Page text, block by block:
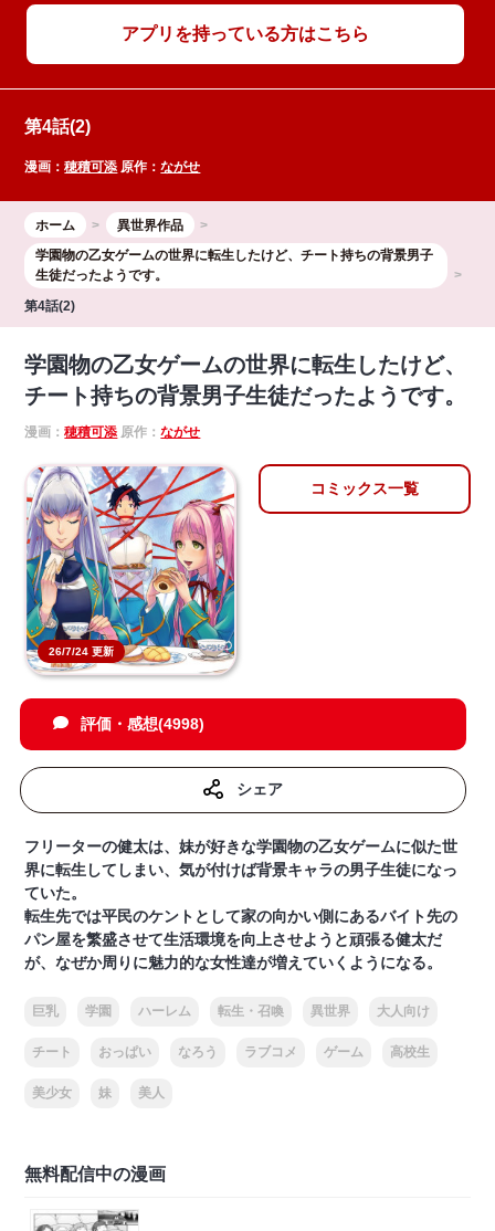
アプリを持っている方はこちら
第4話(2)
漫画：穂積可添 原作：ながせ
ホーム
異世界作品
学園物の乙女ゲームの世界に転生したけど、チート持ちの背景男子
生徒だったようです。
第4話(2)
学園物の乙女ゲームの世界に転生したけど、
チート持ちの背景男子生徒だったようです。
漫画：穂積可添 原作：ながせ
26/7/24 更新
コミックス一覧
評価・感想(4998)
シェア
フリーターの健太は、妹が好きな学園物の乙女ゲームに似た世
界に転生してしまい、気が付けば背景キャラの男子生徒になっ
ていた。
転生先では平民のケントとして家の向かい側にあるバイト先の
パン屋を繁盛させて生活環境を向上させようと頑張る健太だ
が、なぜか周りに魅力的な女性達が増えていくようになる。
巨乳 学園 ハーレム 転生・召喚 異世界 大人向け
チート おっぱい なろう ラブコメ ゲーム 高校生
美少女 妹 美人
無料配信中の漫画